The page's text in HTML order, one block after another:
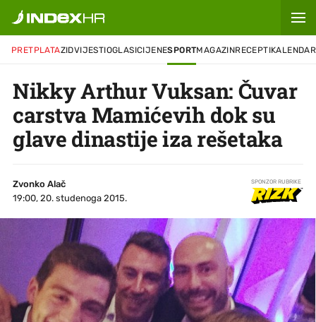
PRETPLATAZIDVIJESTIOGLASICIJENESPORTMAGAZINRECEPTIKALENDAR
Nikky Arthur Vuksan: Čuvar
carstva Mamićevih dok su
glave dinastije iza rešetaka
Zvonko Alač
19:00, 20. studenoga 2015.
SPONZOR RUBRIKE